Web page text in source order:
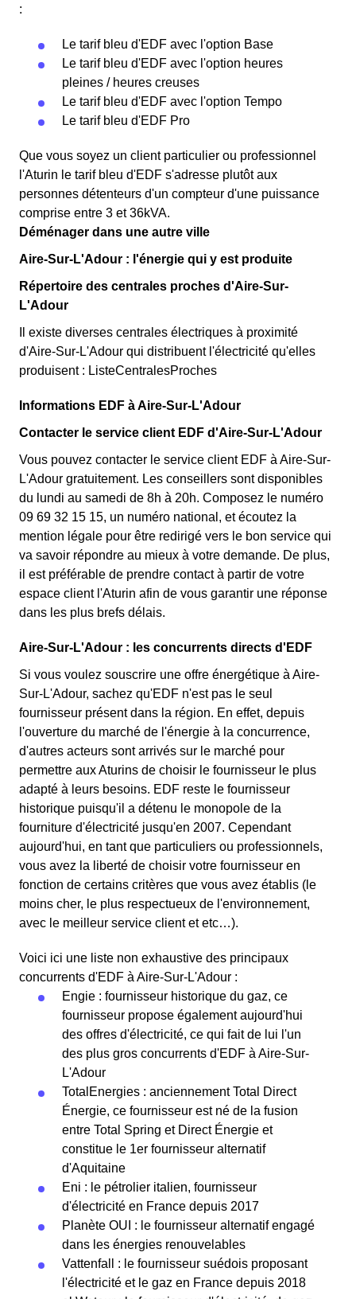
:
Le tarif bleu d'EDF avec l'option Base
Le tarif bleu d'EDF avec l'option heures
pleines / heures creuses
Le tarif bleu d'EDF avec l'option Tempo
Le tarif bleu d'EDF Pro
Que vous soyez un client particulier ou professionnel
l'Aturin le tarif bleu d'EDF s'adresse plutôt aux
personnes détenteurs d'un compteur d'une puissance
comprise entre 3 et 36kVA.
Déménager dans une autre ville
Aire-Sur-L'Adour : l'énergie qui y est produite
Répertoire des centrales proches d'Aire-Sur-
L'Adour
Il existe diverses centrales électriques à proximité
d'Aire-Sur-L'Adour qui distribuent l'électricité qu'elles
produisent : ListeCentralesProches
Informations EDF à Aire-Sur-L'Adour
Contacter le service client EDF d'Aire-Sur-L'Adour
Vous pouvez contacter le service client EDF à Aire-Sur-
L'Adour gratuitement. Les conseillers sont disponibles
du lundi au samedi de 8h à 20h. Composez le numéro
09 69 32 15 15, un numéro national, et écoutez la
mention légale pour être redirigé vers le bon service qui
va savoir répondre au mieux à votre demande. De plus,
il est préférable de prendre contact à partir de votre
espace client l'Aturin afin de vous garantir une réponse
dans les plus brefs délais.
Aire-Sur-L'Adour : les concurrents directs d'EDF
Si vous voulez souscrire une offre énergétique à Aire-
Sur-L'Adour, sachez qu'EDF n'est pas le seul
fournisseur présent dans la région. En effet, depuis
l'ouverture du marché de l'énergie à la concurrence,
d'autres acteurs sont arrivés sur le marché pour
permettre aux Aturins de choisir le fournisseur le plus
adapté à leurs besoins. EDF reste le fournisseur
historique puisqu'il a détenu le monopole de la
fourniture d'électricité jusqu'en 2007. Cependant
aujourd'hui, en tant que particuliers ou professionnels,
vous avez la liberté de choisir votre fournisseur en
fonction de certains critères que vous avez établis (le
moins cher, le plus respectueux de l'environnement,
avec le meilleur service client et etc…).
Voici ici une liste non exhaustive des principaux
concurrents d'EDF à Aire-Sur-L'Adour :
Engie : fournisseur historique du gaz, ce
fournisseur propose également aujourd'hui
des offres d'électricité, ce qui fait de lui l'un
des plus gros concurrents d'EDF à Aire-Sur-
L'Adour
TotalEnergies : anciennement Total Direct
Énergie, ce fournisseur est né de la fusion
entre Total Spring et Direct Énergie et
constitue le 1er fournisseur alternatif
d'Aquitaine
Eni : le pétrolier italien, fournisseur
d'électricité en France depuis 2017
Planète OUI : le fournisseur alternatif engagé
dans les énergies renouvelables
Vattenfall : le fournisseur suédois proposant
l'électricité et le gaz en France depuis 2018